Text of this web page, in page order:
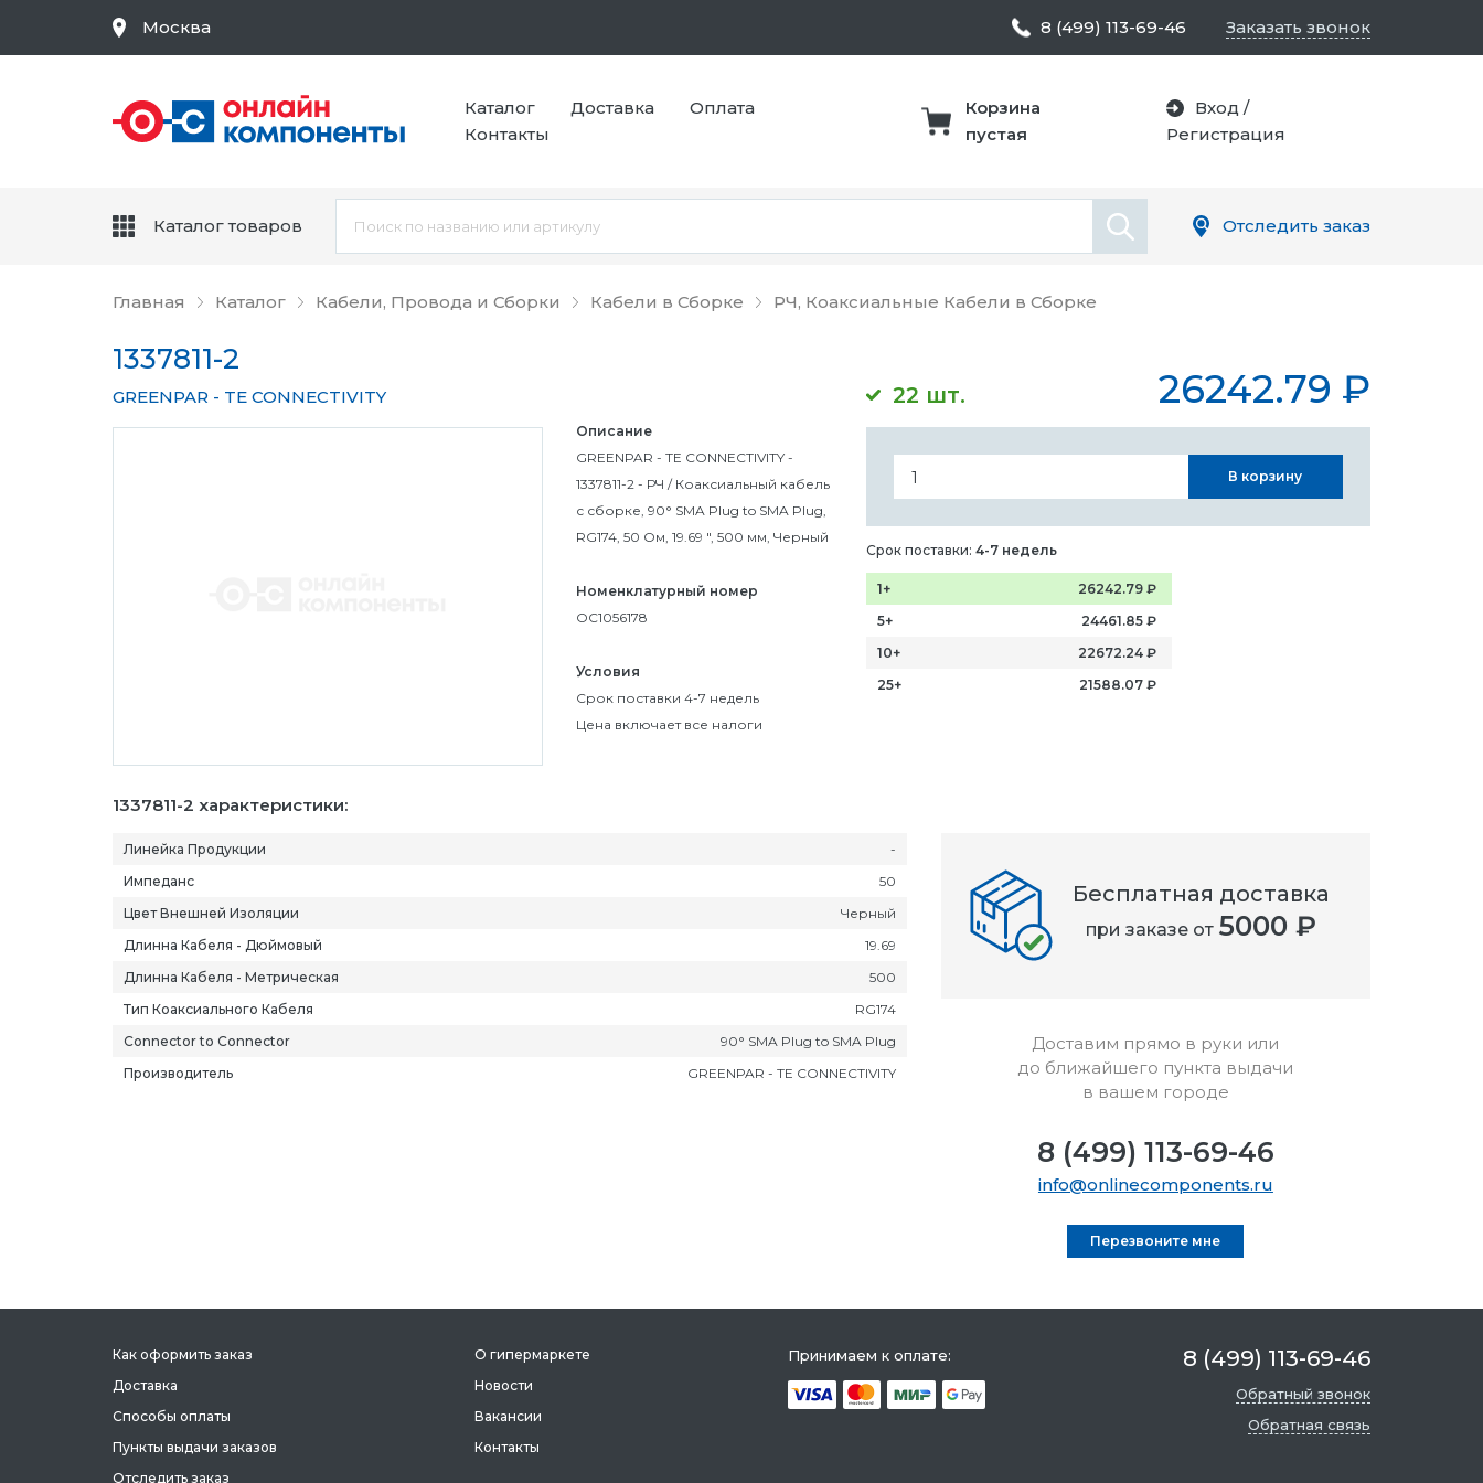
Главная Каталог Кабели, Провода и Сборки Кабели в Сборке РЧ, Коаксиальные Кабели в Сборке
1337811-2
GREENPAR - TE CONNECTIVITY 22 шт. 26242.79 ₽
Описание
GREENPAR - TE CONNECTIVITY -
1337811-2 - РЧ / Коаксиальный кабель
с сборке, 90° SMA Plug to SMA Plug,
RG174, 50 Ом, 19.69 ", 500 мм, Черный
Номенклатурный номер
OC1056178
Условия
Срок поставки 4-7 недель
Цена включает все налоги
В корзину
Срок поставки: 4-7 недель
1+ 26242.79₽
5+
24461.85₽
10+
22672.24₽
25+
21588.07₽
1337811-2 характеристики:
Линейка Продукции
-
Импеданс
50
Цвет Внешней Изоляции
Черный
Длинна Кабеля - Дюймовый
19.69
Длинна Кабеля - Метрическая
500
Тип Коаксиального Кабеля
RG174
Connector to Connector
90° SMA Plug to SMA Plug
Производитель
GREENPAR - TE CONNECTIVITY
Бесплатная доставка
при заказе от 5000 ₽
Доставим прямо в руки или
до ближайшего пункта выдачи
в вашем городе
8 (499) 113-69-46
info@onlinecomponents.ru
Перезвоните мне
Москва 8 (499) 113-69-46 Заказать звонок
Каталог Доставка
Оплата
Контакты
Корзина
пустая
Вход /
Регистрация
Каталог товаров Отследить заказ
Как оформить заказ
Доставка
Способы оплаты
Пункты выдачи заказов
Отследить заказ
О гипермаркете
Новости
Вакансии
Контакты
Принимаем к оплате: 8 (499) 113-69-46
Обратный звонок
Обратная связь